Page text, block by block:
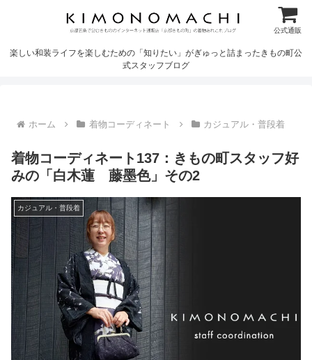
公式通販
楽しい和装ライフを楽しむための「知りたい」がぎゅっと詰まったきもの町公
式スタッフブログ
ホーム 着物コーディネート カジュアル・普段着
着物コーディネート137：きもの町スタッフ好
みの「白木蓮 藤墨色」その2
カジュアル・普段着